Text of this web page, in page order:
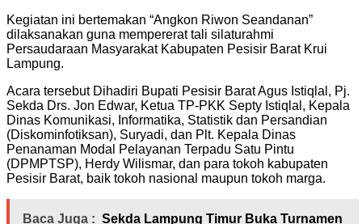
Kegiatan ini bertemakan “Angkon Riwon Seandanan”
dilaksanakan guna mempererat tali silaturahmi
Persaudaraan Masyarakat Kabupaten Pesisir Barat Krui
Lampung.
Acara tersebut Dihadiri Bupati Pesisir Barat Agus Istiqlal, Pj.
Sekda Drs. Jon Edwar, Ketua TP-PKK Septy Istiqlal, Kepala
Dinas Komunikasi, Informatika, Statistik dan Persandian
(Diskominfotiksan), Suryadi, dan Plt. Kepala Dinas
Penanaman Modal Pelayanan Terpadu Satu Pintu
(DPMPTSP), Herdy Wilismar, dan para tokoh kabupaten
Pesisir Barat, baik tokoh nasional maupun tokoh marga.
Baca Juga : Sekda Lampung Timur Buka Turnamen